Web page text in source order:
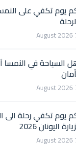
تكفي على النمسا
في النمسا
تكفي رحلة الى
اليونان 2026